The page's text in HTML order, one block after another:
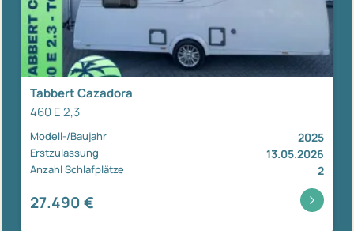
Tabbert Cazadora
460 E 2,3
Modell-/Baujahr 2025
Erstzulassung 13.05.2026
Anzahl Schlafplätze 2
27.490 €